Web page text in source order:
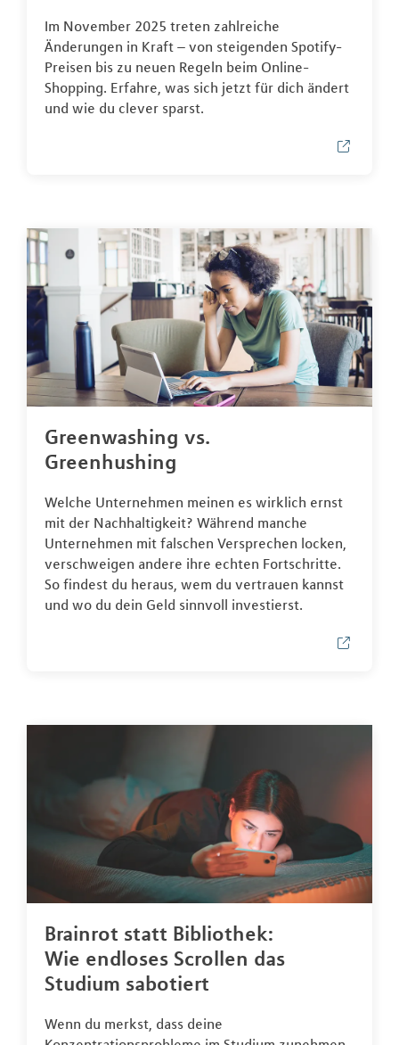
Im November 2025 treten zahlreiche
Änderungen in Kraft – von steigenden Spotify-
Preisen bis zu neuen Regeln beim Online-
Shopping. Erfahre, was sich jetzt für dich ändert
und wie du clever sparst.
Greenwashing vs.
Greenhushing
Welche Unternehmen meinen es wirklich ernst
mit der Nachhaltigkeit? Während manche
Unternehmen mit falschen Versprechen locken,
verschweigen andere ihre echten Fortschritte.
So findest du heraus, wem du vertrauen kannst
und wo du dein Geld sinnvoll investierst.
Brainrot statt Bibliothek:
Wie endloses Scrollen das
Studium sabotiert
Wenn du merkst, dass deine